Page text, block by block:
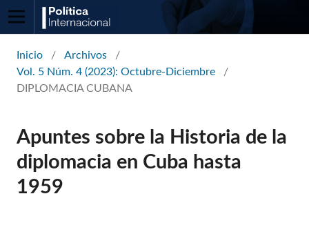
Inicio / Archivos
/
Vol. 5 Núm. 4 (2023): Octubre-Diciembre
/
DIPLOMACIA CUBANA
Apuntes sobre la Historia de la
diplomacia en Cuba hasta
1959